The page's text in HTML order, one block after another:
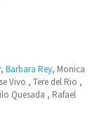
, Barbara Rey, Monica
Vivo , Tere del Rio ,
Quesada , Rafael